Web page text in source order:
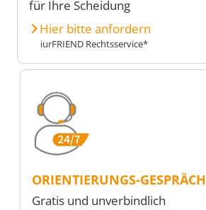
für Ihre Scheidung
Hier bitte anfordern
iurFRIEND Rechtsservice*
ORIENTIERUNGS-GESPRÄCH
Gratis und unverbindlich